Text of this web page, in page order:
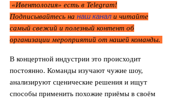
«Ивентология» есть в Telegram!
Подписывайтесь на наш канал и читайте
самый свежий и полезный контент об
организации мероприятий от нашей команды.
В концертной индустрии это происходит
постоянно. Команды изучают чужие шоу,
анализируют сценические решения и ищут
способы применить похожие приёмы в своём